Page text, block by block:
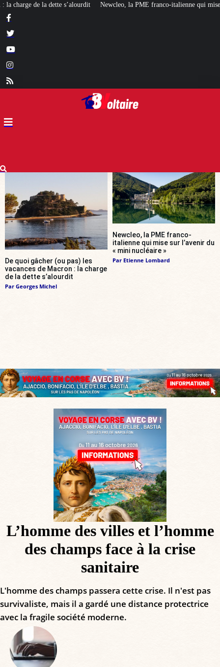
Newcleo, la PME franco-italienne qui mise sur l’avenir du « mini nucléaire »
De quoi gâcher (ou pas) les
vacances de Macron : la charge
de la dette s’alourdit
Par Georges Michel
Newcleo, la PME franco-
italienne qui mise sur l’avenir du
« mini nucléaire »
Par Etienne Lombard
L’homme des villes et l’homme
des champs face à la crise
sanitaire
L'homme des champs passera cette crise. Il n'est pas
survivaliste, mais il a gardé une distance protectrice
avec la fragile société moderne.